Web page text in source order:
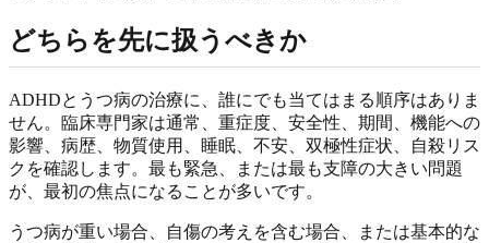
どちらを先に扱うべきか
ADHDとうつ病の治療に、誰にでも当てはまる順序はありま
せん。臨床専門家は通常、重症度、安全性、期間、機能への
影響、病歴、物質使用、睡眠、不安、双極性症状、自殺リス
クを確認します。最も緊急、または最も支障の大きい問題
が、最初の焦点になることが多いです。
うつ病が重い場合、自傷の考えを含む場合、または基本的な